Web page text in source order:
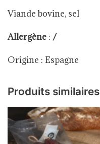
Viande bovine, sel
Allergène : /
Origine : Espagne
Produits similaires